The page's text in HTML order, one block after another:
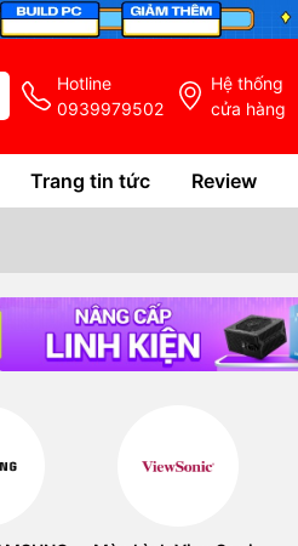
Hotline
0939979502
Hệ thống
cửa hàng
Trang tin tức Review